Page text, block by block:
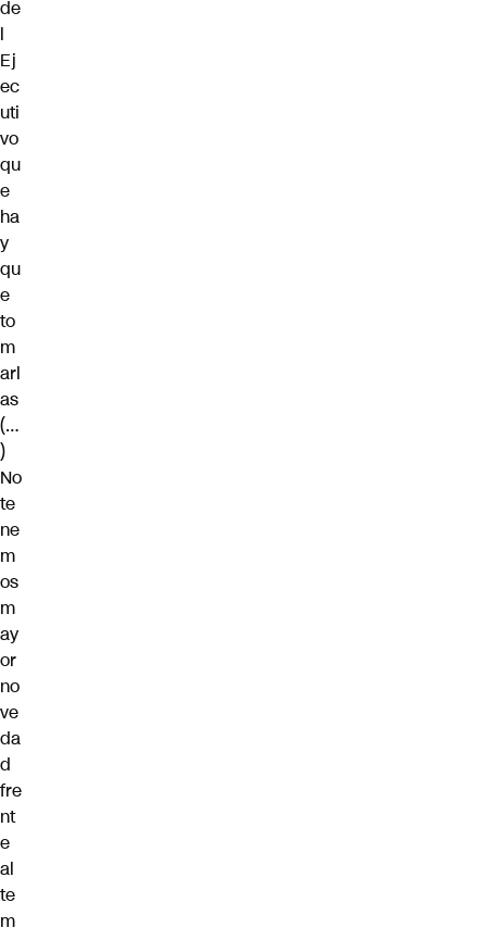
de
l
Ej
ec
uti
vo
qu
e
ha
y
qu
e
to
m
arl
as
(…
)
No
te
ne
m
os
m
ay
or
no
ve
da
d
fre
nt
e
al
te
m